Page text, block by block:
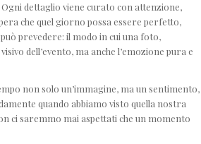
dettaglio viene curato con attenzione,
che quel giorno possa essere perfetto,
prevedere: il modo in cui una foto,
dell’evento, ma anche l’emozione pura e
non solo un’immagine, ma un sentimento,
quando abbiamo visto quella nostra
ci saremmo mai aspettati che un momento